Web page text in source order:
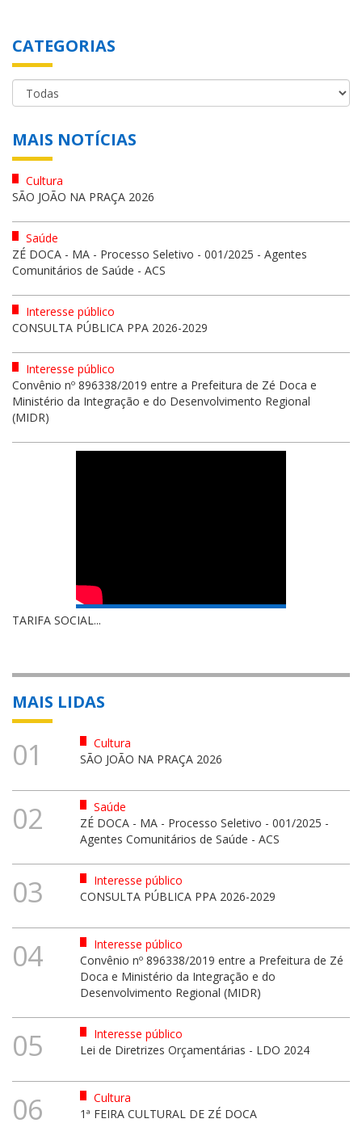
CATEGORIAS
MAIS NOTÍCIAS
Cultura
SÃO JOÃO NA PRAÇA 2026
Saúde
ZÉ DOCA - MA - Processo Seletivo - 001/2025 - Agentes
Comunitários de Saúde - ACS
Interesse público
CONSULTA PÚBLICA PPA 2026-2029
Interesse público
Convênio nº 896338/2019 entre a Prefeitura de Zé Doca e
Ministério da Integração e do Desenvolvimento Regional
(MIDR)
TARIFA SOCIAL...
MAIS LIDAS
01
Cultura
SÃO JOÃO NA PRAÇA 2026
02
Saúde
ZÉ DOCA - MA - Processo Seletivo - 001/2025 -
Agentes Comunitários de Saúde - ACS
03
Interesse público
CONSULTA PÚBLICA PPA 2026-2029
04
Interesse público
Convênio nº 896338/2019 entre a Prefeitura de Zé
Doca e Ministério da Integração e do
Desenvolvimento Regional (MIDR)
05
Interesse público
Lei de Diretrizes Orçamentárias - LDO 2024
06
Cultura
1ª FEIRA CULTURAL DE ZÉ DOCA